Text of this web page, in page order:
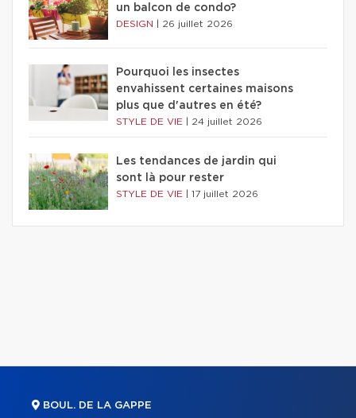
un balcon de condo?
DESIGN 26 juillet 2026
Pourquoi les insectes
envahissent certaines maisons
plus que d'autres en été?
STYLE DE VIE 24 juillet 2026
Les tendances de jardin qui
sont là pour rester
STYLE DE VIE 17 juillet 2026
BOUL. DE LA GAPPE